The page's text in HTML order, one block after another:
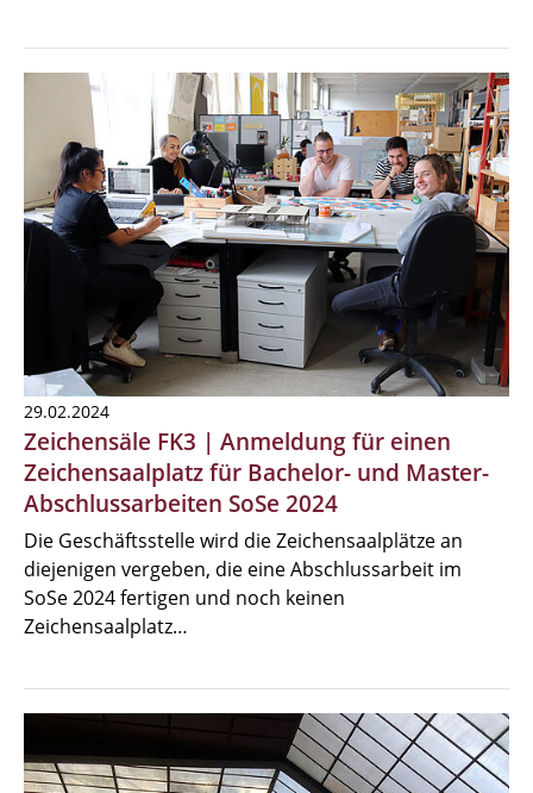
29.02.2024
Zeichensäle FK3 | Anmeldung für einen
Zeichensaalplatz für Bachelor- und Master-
Abschlussarbeiten SoSe 2024
Die Geschäftsstelle wird die Zeichensaalplätze an
diejenigen vergeben, die eine Abschlussarbeit im
SoSe 2024 fertigen und noch keinen
Zeichensaalplatz…